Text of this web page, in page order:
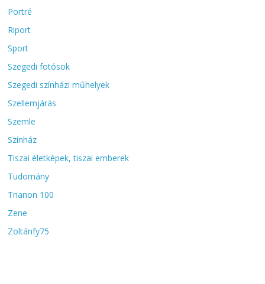
Portré
Riport
Sport
Szegedi fotósok
Szegedi színházi műhelyek
Szellemjárás
Szemle
Színház
Tiszai életképek, tiszai emberek
Tudomány
Trianon 100
Zene
Zoltánfy75